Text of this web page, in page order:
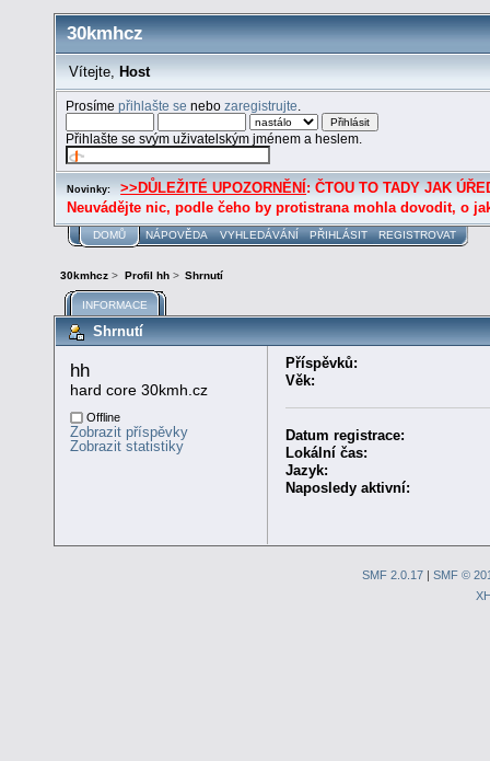
30kmhcz
Vítejte, Host
Prosímepřihlašte se nebozaregistrujte
Přihlašte se svým uživatelským jménem a heslem.
Novinky: >>DŮLEŽITÉ UPOZORNĚNÍ : ČTOU TO TADY JAK
Neuvádějte nic, podle čeho by protistrana mohla dovodit, o
DOMŮ NÁPOVĚDA VYHLEDÁVÁNÍ PŘIHLÁSIT REGISTROVAT
30kmhcz > Profil hh> Shrnutí
INFORMACE
Shrnutí
hh
hard core 30kmh.cz
Offline
Zobrazit příspěvky
Zobrazit statistiky
Příspěvků:
Věk:
Datum registrace:
Lokální čas:
Jazyk:
Naposledy aktivní:
SMF 2.0.17| SMF ©